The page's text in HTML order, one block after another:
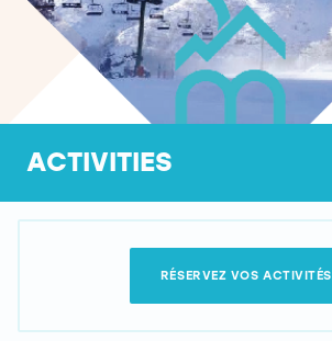
ACTIVITIES
RÉSERVEZ VOS ACTIVITÉS